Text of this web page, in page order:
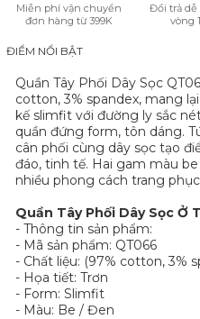
Miễn phí vận chuyển
đơn hàng từ 399K
Đổi trả dễ
vòng
ĐIỂM NỔI BẬT
Quần Tây Phối Dây Sọc
cotton, 3% spandex, mang
kế slimfit với đường ly sắc
quần đứng form, tôn dáng.
cân phối cùng dây sọc tạo
đáo, tinh tế. Hai gam màu
nhiều phong cách trang
Quần Tây Phối Dây Sọc Ở
- Thông tin sản phẩm:
- Mã sản phẩm: QT066
- Chất liệu: (97% cotton, 3%
- Họa tiết: Trơn
- Form: Slimfit
- Màu: Be / Đen